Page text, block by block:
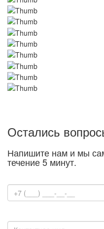
Остались
Напишите нам и мы
течение 5 минут.